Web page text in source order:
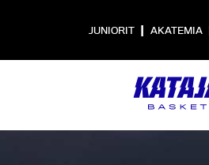
JUNIORIT | AKATEMIA